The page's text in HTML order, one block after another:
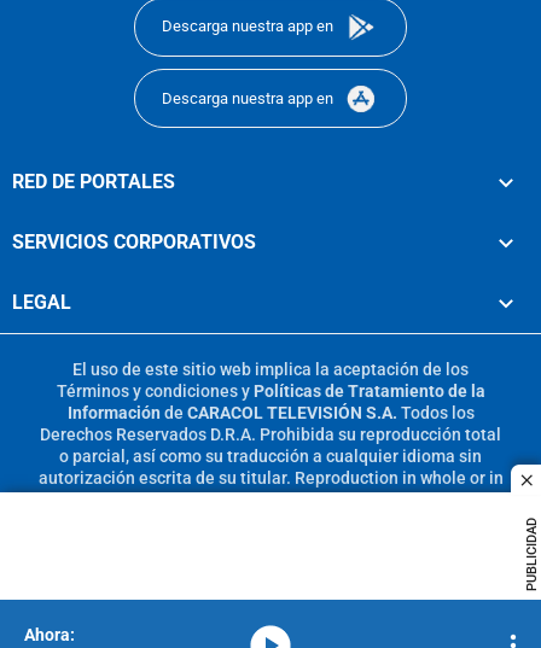
PUBLICIDAD
Descarga nuestra app en
Descarga nuestra app en
RED DE PORTALES
SERVICIOS CORPORATIVOS
LEGAL
El uso de este sitio web implica la aceptación de los
Términos y condicionesy Políticas de Tratamiento de la
Información de CARACOL TELEVISIÓN S.A. Todos los
Derechos Reservados D.R.A. Prohibida su reproducción total
o parcial, así como su traducción a cualquier idioma sin
autorización escrita de su titular. Reproduction in whole or in